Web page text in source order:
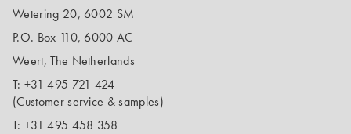
Wetering 20, 6002 SM
P.O. Box 110, 6000 AC
Weert, The Netherlands
T: +31 495 721 424
(Customer service & samples)
T: +31 495 458 358